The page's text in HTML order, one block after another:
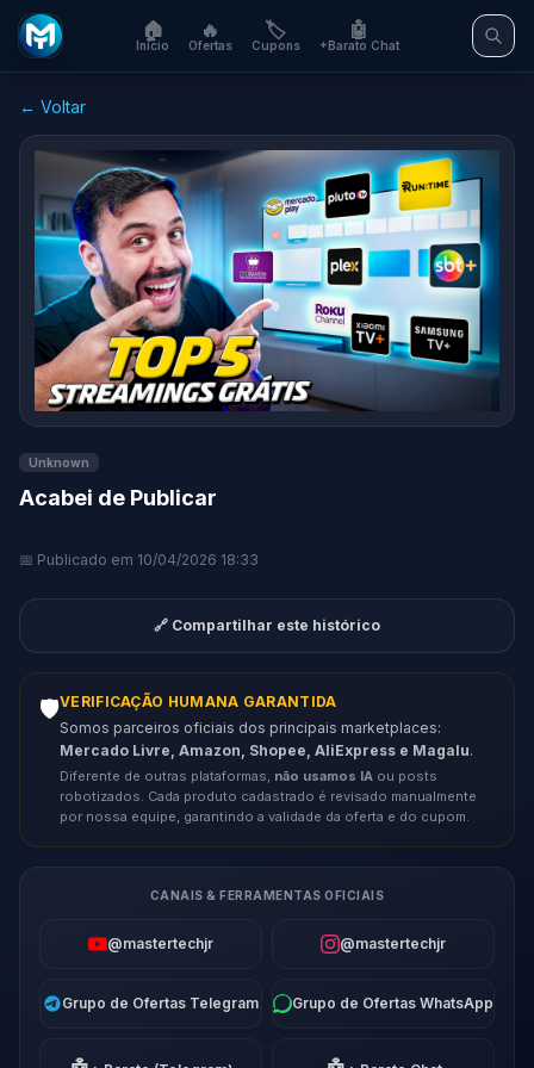
🏠
Início
🔥
Ofertas
🏷️
Cupons
🤖
+Barato Chat
← Voltar
Unknown
Acabei de Publicar
📅 Publicado em 10/04/2026 18:33
🔗 Compartilhar este histórico
🛡️VERIFICAÇÃO HUMANA GARANTIDA
Somos parceiros oficiais dos principais marketplaces:
Mercado Livre, Amazon, Shopee, AliExpress e Magalu.
Diferente de outras plataformas, não usamos IA ou posts
robotizados. Cada produto cadastrado é revisado manualmente
por nossa equipe, garantindo a validade da oferta e do cupom.
CANAIS & FERRAMENTAS OFICIAIS
@mastertechjr @mastertechjr
Grupo de Ofertas Telegram Grupo de Ofertas WhatsApp